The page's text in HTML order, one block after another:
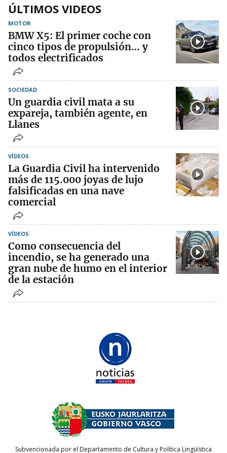
ÚLTIMOS VIDEOS
MOTOR
BMW X5: El primer coche con
cinco tipos de propulsión… y
todos electrificados
SOCIEDAD
Un guardia civil mata a su
expareja, también agente, en
Llanes
VÍDEOS
La Guardia Civil ha intervenido
más de 115.000 joyas de lujo
falsificadas en una nave
comercial
VÍDEOS
Como consecuencia del
incendio, se ha generado una
gran nube de humo en el interior
de la estación
Subvencionada por el Departamento de Cultura y Política Lingüística